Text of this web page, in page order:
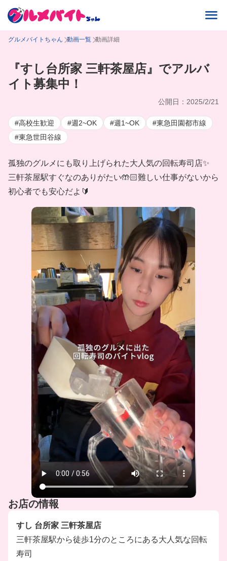
グルメバイトちゃん 動画一覧 動画詳細
『すし台所家 三軒茶屋店』でアルバ
イト募集中！
公開日：2025/2/21
#高校生歓迎 #週2~OK #週1~OK
#東急田園都市線
#東急世田谷線
孤独のグルメにも取り上げられた大人気の回転寿司店✨
三軒茶屋駅すぐなのありがたい🤲🏻難しい仕事がないから
初心者でも安心だよ🔰
お店の情報
すし 台所家 三軒茶屋店
三軒茶屋駅から徒歩1分のところにある大人気な回転
寿司